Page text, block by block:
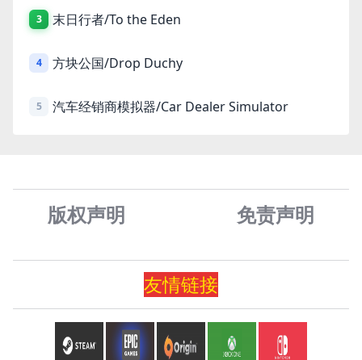
3 末日行者/To the Eden
4 方块公国/Drop Duchy
5 汽车经销商模拟器/Car Dealer Simulator
版权声明 免责声明
友情链接